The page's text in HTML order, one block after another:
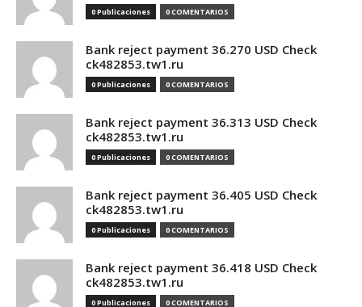
0 Publicaciones 0 COMENTARIOS
Bank reject payment 36.270 USD Check
ck482853.tw1.ru
0 Publicaciones 0 COMENTARIOS
Bank reject payment 36.313 USD Check
ck482853.tw1.ru
0 Publicaciones 0 COMENTARIOS
Bank reject payment 36.405 USD Check
ck482853.tw1.ru
0 Publicaciones 0 COMENTARIOS
Bank reject payment 36.418 USD Check
ck482853.tw1.ru
0 Publicaciones 0 COMENTARIOS